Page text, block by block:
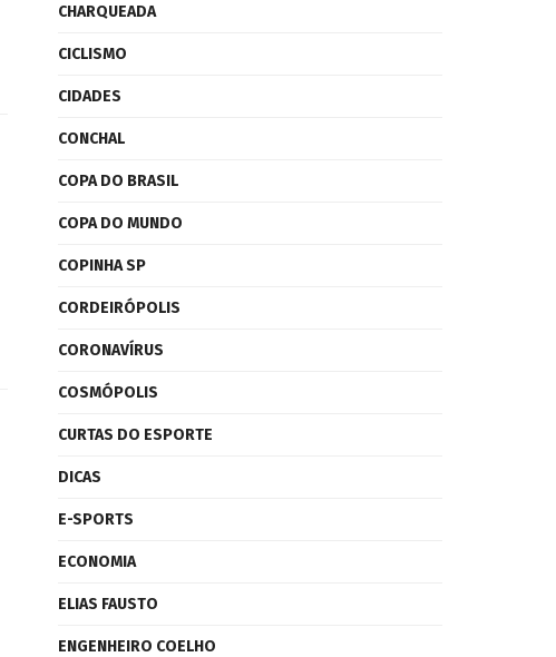
CHARQUEADA
CICLISMO
CIDADES
CONCHAL
COPA DO BRASIL
COPA DO MUNDO
COPINHA SP
CORDEIRÓPOLIS
CORONAVÍRUS
COSMÓPOLIS
CURTAS DO ESPORTE
DICAS
E-SPORTS
ECONOMIA
ELIAS FAUSTO
ENGENHEIRO COELHO